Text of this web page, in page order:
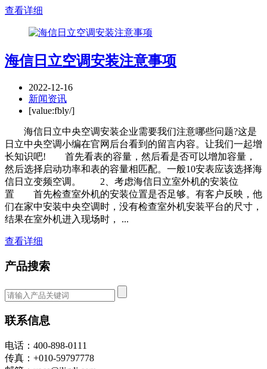
查看详细
海信日立空调安装注意事项
2022-12-16
新闻资讯
[value:fbly/]
海信日立中央空调安装企业需要我们注意哪些问题?这是
日立中央空调小编在官网后台看到的留言内容。让我们一起增
长知识吧! 首先看表的容量，然后看是否可以增加容量，
然后选择启动功率和表的容量相匹配。一般10安表应该选择海
信日立变频空调。 2、考虑海信日立室外机的安装位
置 首先检查室外机的安装位置是否足够。有客户反映，他
们在家中安装中央空调时，没有检查室外机安装平台的尺寸，
结果在室外机进入现场时， ...
查看详细
产品搜索
联系信息
电话：400-898-0111
传真：+010-59797778